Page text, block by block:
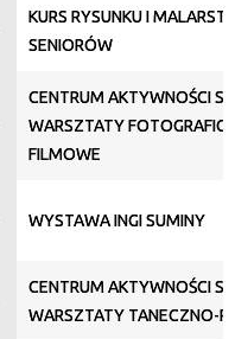
KURS RYSUNKU I
SENIORÓW
CENTRUM AKTYWNOŚCI
WARSZTATY
FILMOWE
WYSTAWA INGI SUMINY
CENTRUM AKTYWNOŚCI
WARSZTATY TANECZNO-